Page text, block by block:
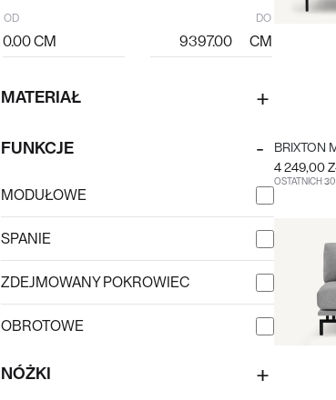
OD
CM
DO
CM
MATERIAŁ
FUNKCJE
MODUŁOWE
SPANIE
ZDEJMOWANY POKROWIEC
OBROTOWE
NÓŻKI
BRIXTON
4 249,00
OSTATNICH